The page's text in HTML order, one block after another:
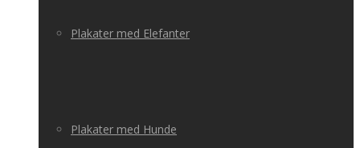
Plakater med Elefanter
Plakater med Hunde